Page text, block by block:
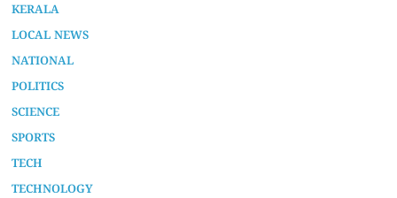
KERALA
LOCAL NEWS
NATIONAL
POLITICS
SCIENCE
SPORTS
TECH
TECHNOLOGY